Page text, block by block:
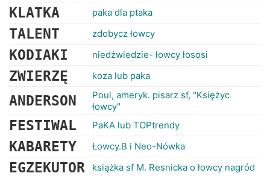
KLATKA paka dla ptaka
TALENT zdobycz łowcy
KODIAKI niedźwiedzie- łowcy łososi
ZWIERZĘ koza lub paka
ANDERSON
Poul, ameryk. pisarz sf, "Księżyc
łowcy"
FESTIWAL PaKA lub TOPtrendy
KABARETY Łowcy.B i Neo-Nówka
EGZEKUTOR książka sf M. Resnicka o łowcy nagród